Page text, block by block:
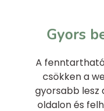
Gyors
A
csökken a
gyorsabb lesz
oldalon és